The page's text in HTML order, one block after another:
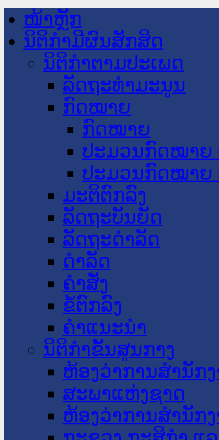
ໜ້າຫຼັກ
ນິຕິກໍາມີຜົນສັກສິດ
ນິຕິກໍາຕາມປະເພດ
ລັດຖະທໍາມະນູນ
ກົດໝາຍ
ກົດໝາຍ
ປະມວນກົດໝາຍ
ປະມວນກົດໝາຍ
ມະຕິຕົກລົງ
ລັດຖະບັນຍັດ
ລັດຖະດໍາລັດ
ດໍາລັດ
ຄໍາສັ່ງ
ຂໍ້ຕົກລົງ
ຄໍາແນະນໍາ
ນິຕິກໍາຂັ້ນສູນກາງ
ຫ້ອງວ່າການສໍານັກ
ສະພາແຫ່ງຊາດ
ຫ້ອງວ່າການສຳນັກ